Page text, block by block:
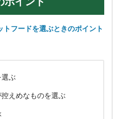
フードを選ぶときのポイント
ぶ
えめなものを選ぶ